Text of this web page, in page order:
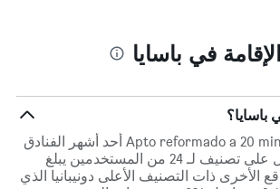
في باسايا
باسايا؟
يعتبر Apto reformado a 20 mins de la playa أحد أشهر الفنادق
في باسايا وقد حصل على تصنيف لـ 24 من المستخدمين يبلغ
الأخرى ذات التصنيف الأعلى دونيبانيا الذي